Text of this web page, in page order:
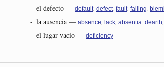
- el defecto — default, defect, fault, failing,
- la ausencia — absence, lack, absentia, dearth,
- el lugar vacío — deficiency